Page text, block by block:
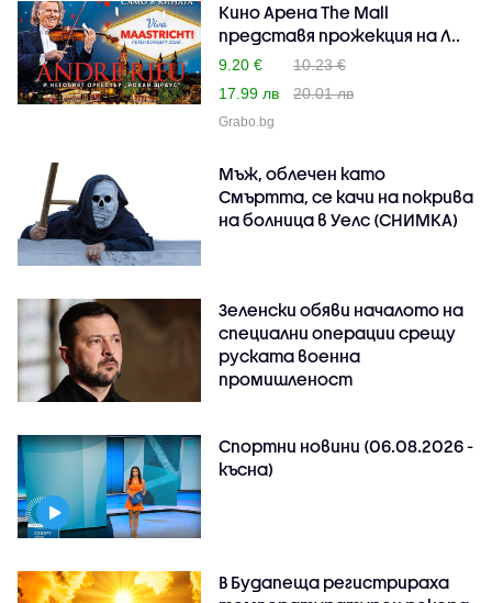
Кино Арена The Mall
представя прожекция на Л..
9.20 €
10.23 €
17.99 лв
20.01 лв
Grabo.bg
Мъж, облечен като
Смъртта, се качи на покрива
на болница в Уелс (СНИМКА)
Зеленски обяви началото на
специални операции срещу
руската военна
промишленост
Спортни новини (06.08.2026 -
късна)
В Будапеща регистрираха